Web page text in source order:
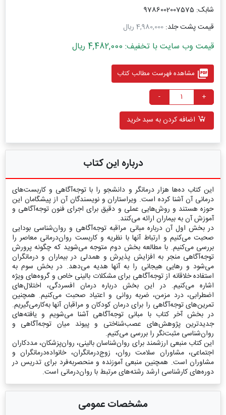
شابک: 9786002007575
قیمت پشت جلد: 4,980,000 ریال
قیمت وب سایت با تخفیف: 4,482,000 ریال
picture_as_pdf مشاهده فهرست مطالب کتاب
+
-
اضافه کردن به سبد خرید
درباره این کتاب
این کتاب ده‌ها هزار درمانگر و دانشجو را با توجه‌آگاهی و کاربست‌های
درمانی آن آشنا کرده است. ویراستاران و نویسندگان آن از پیشگامان این
حوزه هستند و روش‌هایی عملی و دقیق برای اجرای فنون توجه‌آگاهی و
آموزش آن به بیماران ارائه می‌کنند.
در بخش اول آن درباره مبانی مراقبه توجه‌آگاهی و روان‌شناسی بودایی
صحبت می‌کنیم و ارتباط آنها با نظریه‌ و کاربست روان‌درمانی معاصر را
بررسی می‌کنیم. با مطالعه بخش دوم متوجه می‌شوید که چگونه پرورش
توجه‌آگاهی منجر به افزایش پذیرش و همدلی در بیماران و درمانگران
می‌شود و رهایی هیجانی را به آنها هدیه می‌دهد. در بخش سوم به
استفاده خلاقانه از توجه‌آگاهی برای مشکلات بالینی خاص و گروه‌های ویژه
اشاره می‌کنیم. در این بخش درباره درمان افسردگی، اختلال‌های
اضطرابی، درد مزمن، ضربه روانی و اعتیاد صحبت می‌کنیم. همچنین
تمرین‌های توجه‌آگاهی را برای درمان کودکان و مراقبان آنها به‌کارمی‌گیریم.
در بخش آخر کتاب با مبانی توجه‌آگاهی آشنا می‌شویم و یافته‌های
جدیدترین پژوهش‌های عصب‌شناختی و پیوند میان توجه‌آگاهی و
روان‌شناسی مثبت‌نگر را بررسی می‌کنیم.
این کتاب منبعی ارزشمند برای روان‌شناسان بالینی، روان‌پزشکان، مددکاران
اجتماعی، مشاوران سلامت روان، زوج‌درمانگران، خانواده‌درمانگران و
مشاوران است. همچنین منبعی آموزنده و منحصربه‌فرد برای تدریس در
دوره‌های کارشناسی ارشد رشته‌های مرتبط با روان‌درمانی است.
مشخصات عمومی